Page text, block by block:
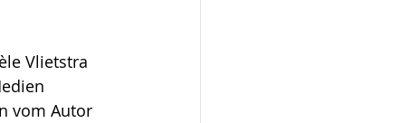
Vlietstra
vom Autor